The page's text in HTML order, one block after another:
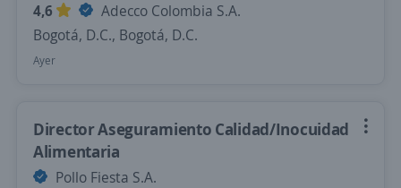
4,6
Adecco Colombia S.A.
Bogotá, D.C., Bogotá, D.C.
Ayer
Director Aseguramiento Calidad/Inocuidad
Alimentaria
Pollo Fiesta S.A.